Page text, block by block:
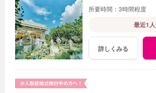
3時間程度
最近1
詳しくみる